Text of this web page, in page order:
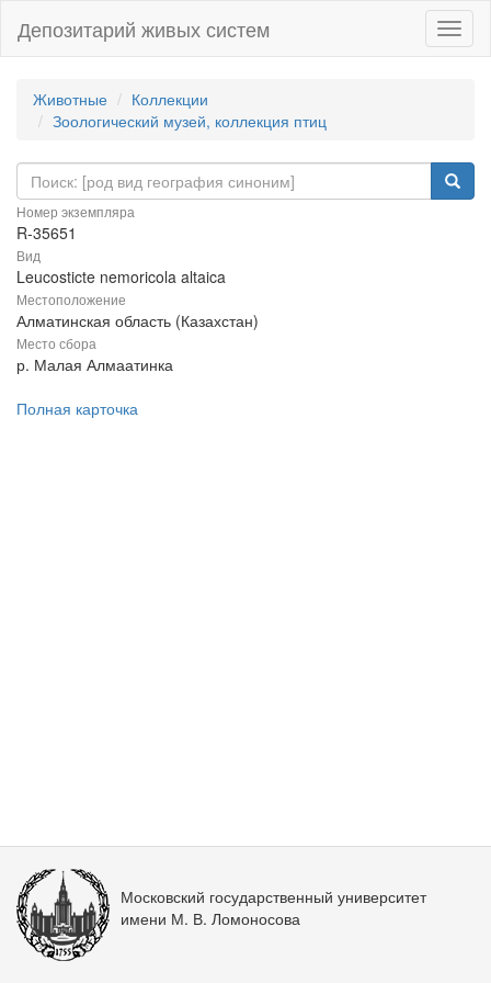
Депозитарий живых систем
Животные
Коллекции
Зоологический музей, коллекция птиц
Номер экземпляра
R-35651
Вид
Leucosticte nemoricola altaica
Местоположение
Алматинская область (Казахстан)
Место сбора
р. Малая Алмаатинка
Полная карточка
Московский государственный университет
имени М. В. Ломоносова